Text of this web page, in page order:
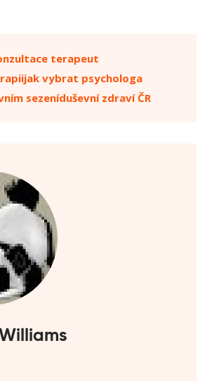
terapeut
jak vybrat psychologa
sezeníduševní zdraví ČR